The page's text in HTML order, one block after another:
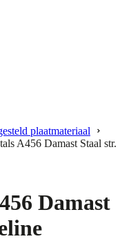
plaatmateriaal
A456 Damast Staal str.
Damast